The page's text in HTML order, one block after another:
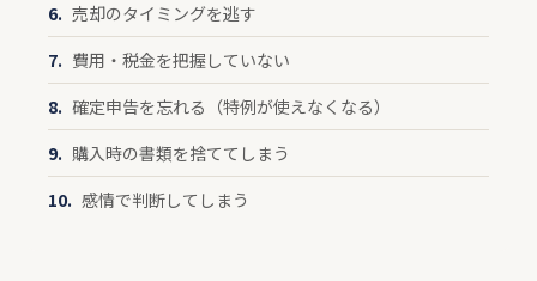
売却のタイミングを逃す
費用・税金を把握していない
確定申告を忘れる（特例が使えなくなる）
購入時の書類を捨ててしまう
感情で判断してしまう